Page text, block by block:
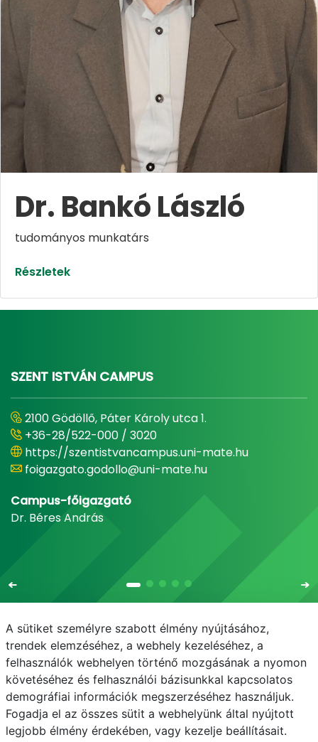
Dr. Bankó László
tudományos munkatárs​​​​
Részletek
SZENT ISTVÁN CAMPUS
2100 Gödöllő, Páter Károly utca 1.
+36-28/522-000 / 3020
https://szentistvancampus.uni-mate.hu
foigazgato.godollo@uni-mate.hu
Campus-főigazgató
Dr. Béres András
E-mail Telefonkönyv NEPTUN
E-learning
Adatvédelem
Próba20240930
A sütiket személyre szabott élmény nyújtásához,
trendek elemzéséhez, a webhely kezeléséhez, a
felhasználók webhelyen történő mozgásának a nyomon
követéséhez és felhasználói bázisunkkal kapcsolatos
demográfiai információk megszerzéséhez használjuk.
Fogadja el az összes sütit a webhelyünk által nyújtott
legjobb élmény érdekében, vagy kezelje beállításait.